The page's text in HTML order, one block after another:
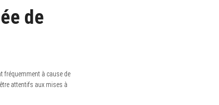
de
fréquemment à cause de
attentifs aux mises à